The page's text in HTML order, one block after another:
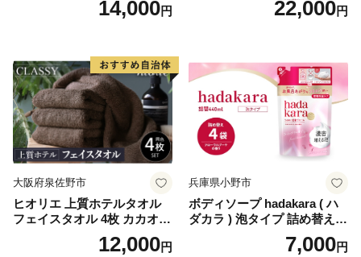
14,000円
ール×8パック) 開成町 トイレ
蓄 防災 エコ 消耗品 生活雑貨
生活用品 無香料 トイレット
ペーパー ダブル といれっと
ぺーぱー トイレ クレシア ト
イレットペーパー [BDBH002
-1]
22,000円
大阪府泉佐野市
ヒオリエ 上質ホテルタオル
フェイスタオル 4枚 カカオ
【タオル 泉州タオル 吸水 普
段使い 無地 シンプル 日用品
12,000円
兵庫県小野市
ボディソープ hadakara ( ハ
ダカラ ) 泡タイプ 詰め替え 4
40ml×4袋 ボディーソープ 泡
ボディソープ 泡 日用品 消耗
7,000円